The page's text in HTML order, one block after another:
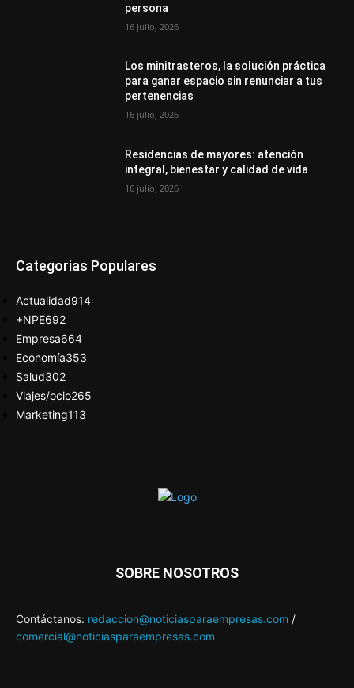
persona
16 julio, 2026
Los minitrasteros, la solución práctica
para ganar espacio sin renunciar a tus
pertenencias
16 julio, 2026
Residencias de mayores: atención
integral, bienestar y calidad de vida
16 julio, 2026
Categorias Populares
Actualidad914
+NPE692
Empresa664
Economía353
Salud302
Viajes/ocio265
Marketing113
SOBRE NOSOTROS
Contáctanos: redaccion@noticiasparaempresas.com /
comercial@noticiasparaempresas.com